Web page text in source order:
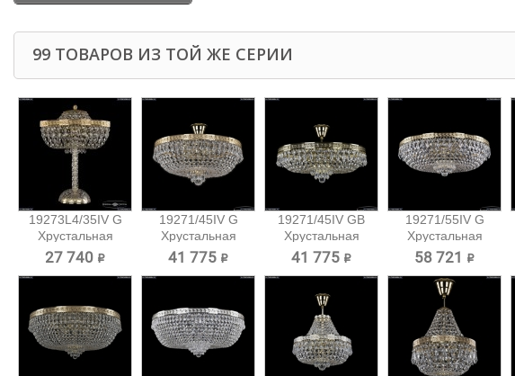
99 ТОВАРОВ ИЗ ТОЙ ЖЕ СЕРИИ
19273L4/35IV G
Хрустальная
настольная...
27 740 ₽
19271/45IV G
Хрустальная
потолочная...
41 775 ₽
19271/45IV GB
Хрустальная
потолочная...
41 775 ₽
19271/55IV G
Хрустальная
потолочная...
58 721 ₽